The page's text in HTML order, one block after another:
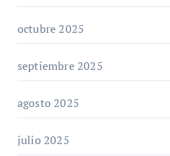
octubre 2025
septiembre 2025
agosto 2025
julio 2025